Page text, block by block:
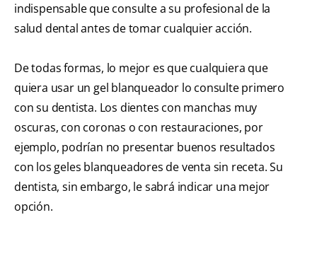
indispensable que consulte a su profesional de la
salud dental antes de tomar cualquier acción.
De todas formas, lo mejor es que cualquiera que
quiera usar un gel blanqueador lo consulte primero
con su dentista. Los dientes con manchas muy
oscuras, con coronas o con restauraciones, por
ejemplo, podrían no presentar buenos resultados
con los geles blanqueadores de venta sin receta. Su
dentista, sin embargo, le sabrá indicar una mejor
opción.